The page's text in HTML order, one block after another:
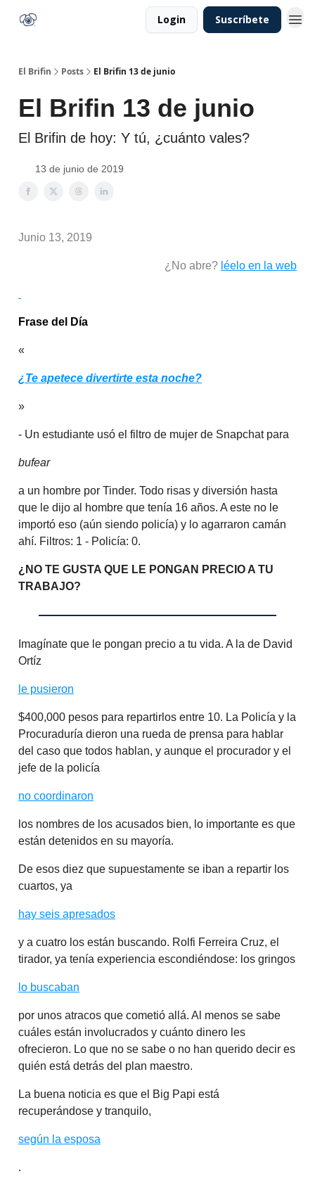
Login Suscríbete
El Brifin Posts El Brifin 13 de junio
El Brifin 13 de junio
El Brifin de hoy: Y tú, ¿cuánto vales?
13 de junio de 2019
Junio 13, 2019
¿No abre? léelo en la web
Frase del Día
«
¿Te apetece divertirte esta noche?
»
- Un estudiante usó el filtro de mujer de Snapchat para
bufear
a un hombre por Tinder. Todo risas y diversión hasta
que le dijo al hombre que tenía 16 años. A este no le
importó eso (aún siendo policía) y lo agarraron camán
ahí. Filtros: 1 - Policía: 0.
¿NO TE GUSTA QUE LE PONGAN PRECIO A TU
TRABAJO?
Imagínate que le pongan precio a tu vida. A la de David
Ortíz
le pusieron
$400,000 pesos para repartirlos entre 10. La Policía y la
Procuraduría dieron una rueda de prensa para hablar
del caso que todos hablan, y aunque el procurador y el
jefe de la policía
no coordinaron
los nombres de los acusados bien, lo importante es que
están detenidos en su mayoría.
De esos diez que supuestamente se iban a repartir los
cuartos, ya
hay seis apresados
y a cuatro los están buscando. Rolfi Ferreira Cruz, el
tirador, ya tenía experiencia escondiéndose: los gringos
lo buscaban
por unos atracos que cometió allá. Al menos se sabe
cuáles están involucrados y cuánto dinero les
ofrecieron. Lo que no se sabe o no han querido decir es
quién está detrás del plan maestro.
La buena noticia es que el Big Papi está
recuperándose y tranquilo,
según la esposa
.